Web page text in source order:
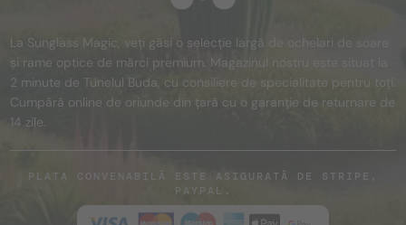
La Sunglass Magic, veți găsi o selecție largă de ochelari de soare
și rame optice de mărci premium. Magazinul nostru este situat la
2 minute de Tunelul Buda, cu consiliere de specialitate pentru toți.
Cumpără online de oriunde din țară cu o garanție de returnare de
14 zile.
PLATA CONVENABILĂ ESTE ASIGURATĂ DE STRIPE,
PAYPAL.